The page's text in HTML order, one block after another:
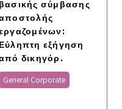
βασικής σύμβασης
Εύληπτη εξήγηση
δικηγόρ.
General Corporate